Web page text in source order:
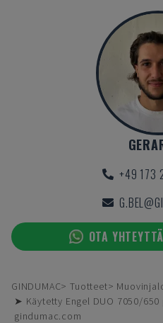
+49 173
OTA
GINDUMAC Tuotteet
➤ Käytetty Engel DUO 7050/
gindumac.com